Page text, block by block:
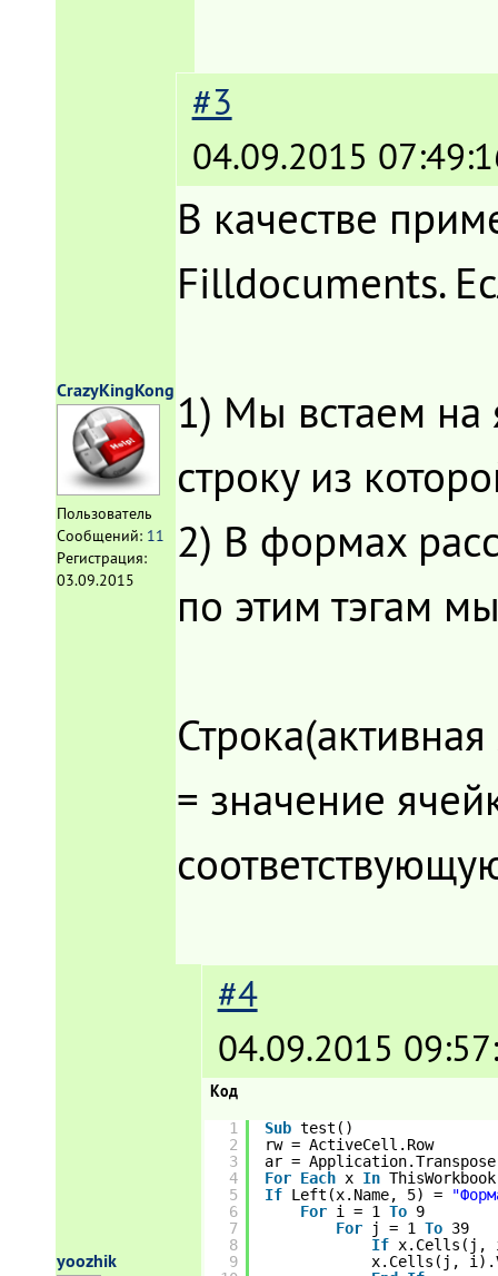
CrazyKingKong
Пользователь
Сообщений: 11
Регистрация:
03.09.2015
#3
04.09.2015
В качестве
Filldocuments.
1) Мы встаем на
строку из
2) В формах
по этим тэгам
= значение
yoozhik
#4
04.09.2015
Код
1
2
3
4
5
6
7
8
9
Sub test()
rw = ActiveCell.Row
ar =
For Each x In
If Left(x.Name, 5) =
For i = 1 To 9
For
j = 1 To 39
If x.Cells(j,
x.Cells(j,